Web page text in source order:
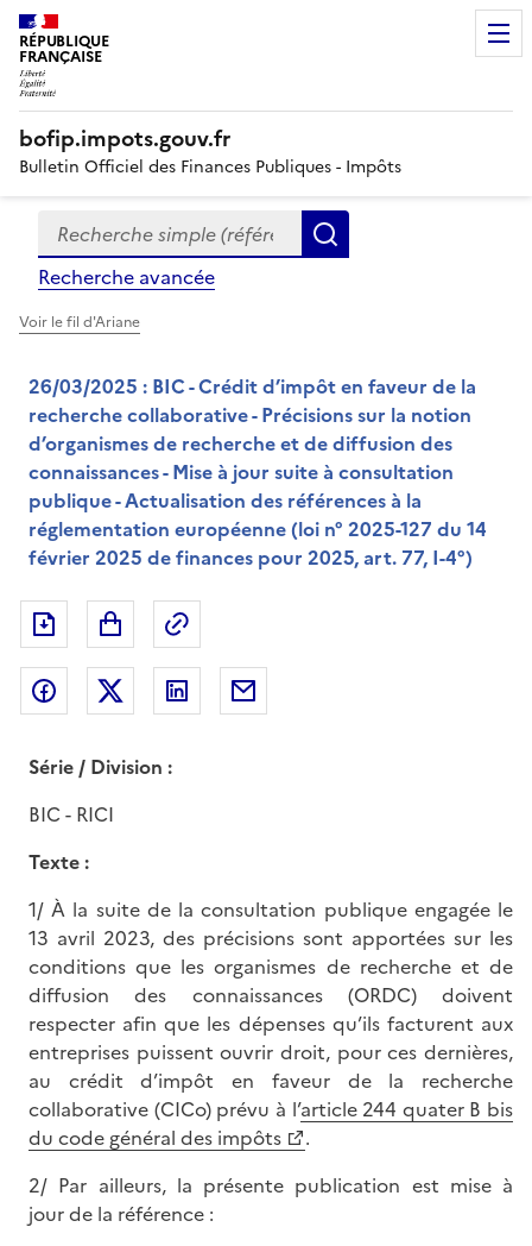
RÉPUBLIQUE
FRANÇAISE
bofip.impots.gouv.fr
Bulletin Officiel des Finances Publiques - Impôts
Formulaire
de
recherche
Recherche simple (références, mots clés, partie du
Recherche avancée
Voir le fil d'Ariane
26/03/2025 : BIC - Crédit d’impôt en faveur de la
recherche collaborative - Précisions sur la notion
d’organismes de recherche et de diffusion des
connaissances - Mise à jour suite à consultation
publique - Actualisation des références à la
réglementation européenne (loi n° 2025-127 du 14
février 2025 de finances pour 2025, art. 77, I-4°)
Exporter le document au format pdf
Partager sur Facebook
Partager sur Twitter
Partager sur LinkedIn
Série / Division :
BIC - RICI
Texte :
1/ À la suite de la consultation publique engagée le
13 avril 2023, des précisions sont apportées sur les
conditions que les organismes de recherche et de
diffusion des connaissances (ORDC) doivent
respecter afin que les dépenses qu’ils facturent aux
entreprises puissent ouvrir droit, pour ces dernières,
au crédit d’impôt en faveur de la recherche
collaborative (CICo) prévu à l’article 244 quater B bis
du code général des impôts
.
2/ Par ailleurs, la présente publication est mise à
jour de la référence :